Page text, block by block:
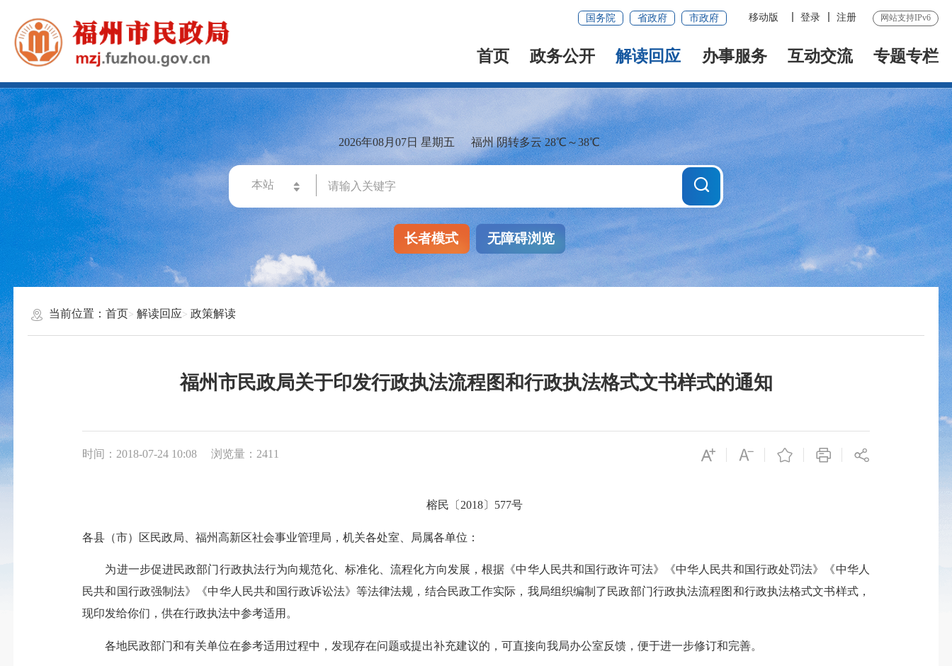
国务院 省政府 市政府 移动版 登录 注册 网站支持IPv6
首页 政务公开 解读回应 办事服务 互动交流 专题专栏
2026年08月07日 星期五 福州 阴转多云 28℃～38℃
长者模式 无障碍浏览
当前位置：首页 解读回应 政策解读
福州市民政局关于印发行政执法流程图和行政执法格式文书样式的通知
时间：2018-07-24 10:08 浏览量：2411
榕民〔 2018〕 577号
各县（市）区民政局、福州高新区社会事业管理局，机关各处室、局属各单位 ：
为进一步促进民政部门行政执法行为向规范化、标准化、流程化方向发展，根据《中华人民共和国行政许可法》《中华人民共和国行政处罚法》《中华人
民共和国行政强制法》《中华人民共和国行政诉讼法》等法律法规，结合民政工作实际，我局组织编制了民政部门行政执法流程图和行政执法格式文书样式，
现印发给你们，供在行政执法中参考适用。
各地民政部门和有关单位在参考适用过程中，发现存在问题或提出补充建议的，可直接向我局办公室反馈，便于进一步修订和完善。